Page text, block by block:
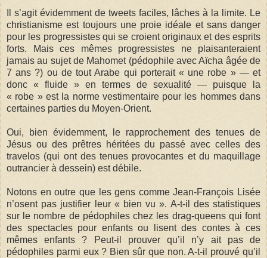
Il s’agit évidemment de tweets faciles, lâches à la limite. Le
christianisme est toujours une proie idéale et sans danger
pour les progressistes qui se croient originaux et des esprits
forts. Mais ces mêmes progressistes ne plaisanteraient
jamais au sujet de Mahomet (pédophile avec Aïcha âgée de
7 ans ?) ou de tout Arabe qui porterait « une robe » — et
donc « fluide » en termes de sexualité — puisque la
« robe » est la norme vestimentaire pour les hommes dans
certaines parties du Moyen-Orient.
Oui, bien évidemment, le rapprochement des tenues de
Jésus ou des prêtres héritées du passé avec celles des
travelos (qui ont des tenues provocantes et du maquillage
outrancier à dessein) est débile.
Notons en outre que les gens comme Jean-François Lisée
n’osent pas justifier leur « bien vu ». A-t-il des statistiques
sur le nombre de pédophiles chez les drag-queens qui font
des spectacles pour enfants ou lisent des contes à ces
mêmes enfants ? Peut-il prouver qu’il n’y ait pas de
pédophiles parmi eux ? Bien sûr que non. A-t-il prouvé qu’il